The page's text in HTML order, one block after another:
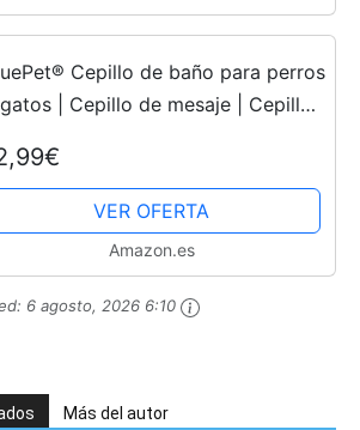
Cepillo de baño para perros
| Cepillo de mesaje | Cepillo
y masajear suavemente | Ideal
con el...VER OFERTA
Amazon.es
6 agosto, 2026 6:10
Más del autor